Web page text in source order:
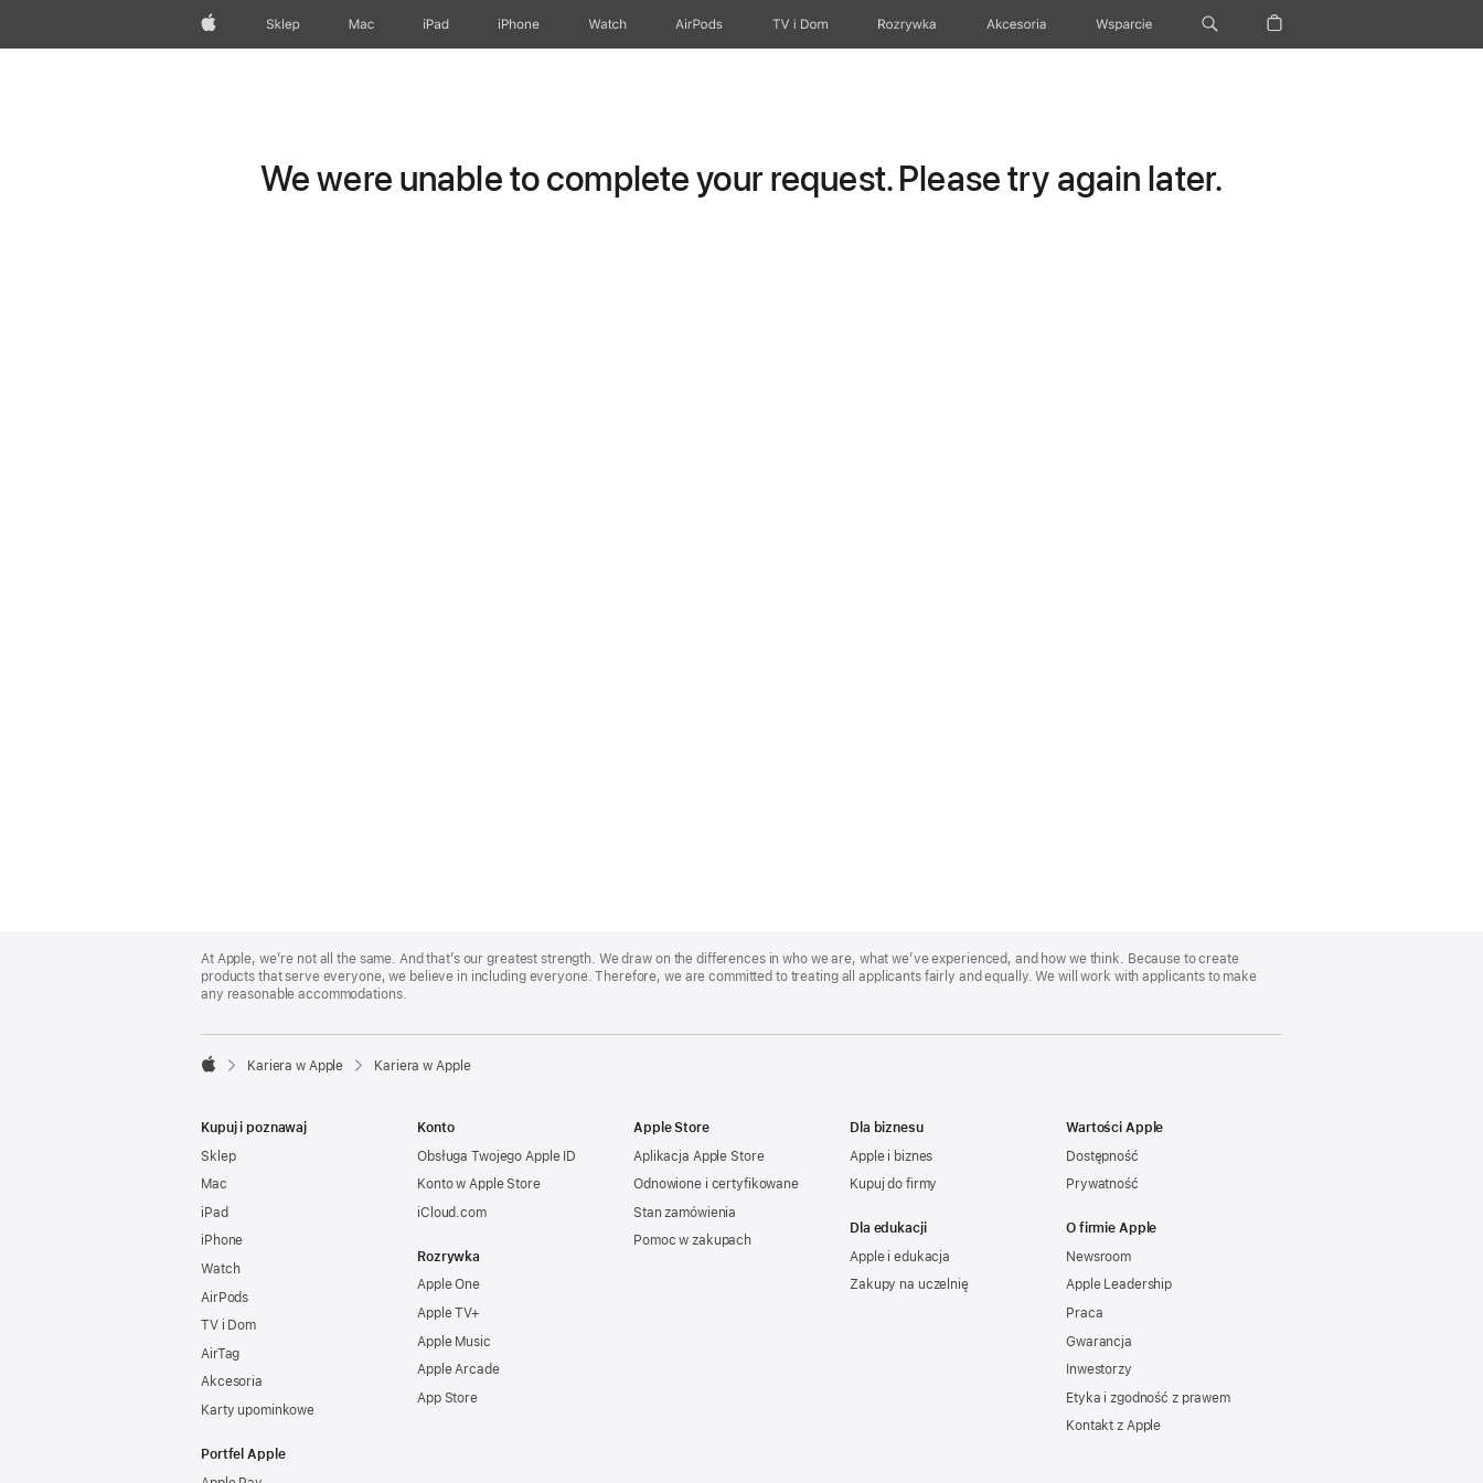
Apple Sklep Mac iPad iPhone Watch AirPods TV i Dom Rozrywka Akcesoria Wsparcie
We were unable to complete your request. Please try again later.
Footer
At Apple, we’re not all the same. And that’s our greatest strength. We draw on the differences in who we are, what we’ve experienced, and how we think. Because to create
products that serve everyone, we believe in including everyone. Therefore, we are committed to treating all applicants fairly and equally. We will work with applicants to make
any reasonable accommodations.

Kariera w Apple Kariera w Apple
Kupuj i poznawaj
Sklep
Mac
iPad
iPhone
Watch
AirPods
TV i Dom
AirTag
Akcesoria
Karty upominkowe
Portfel Apple
Konto
Obsługa Twojego Apple ID
Konto w Apple Store
iCloud.com
Rozrywka
Apple One
Apple TV+
Apple Music
Apple Arcade
App Store
Apple Store
Aplikacja Apple Store
Odnowione i certyfikowane
Stan zamówienia
Pomoc w zakupach
Dla biznesu
Apple i biznes
Kupuj do firmy
Dla edukacji
Apple i edukacja
Zakupy na uczelnię
Wartości Apple
Dostępność
Prywatność
O firmie Apple
Newsroom
Apple Leadership
Praca
Gwarancja
Inwestorzy
Etyka i zgodność z prawem
Kontakt z Apple